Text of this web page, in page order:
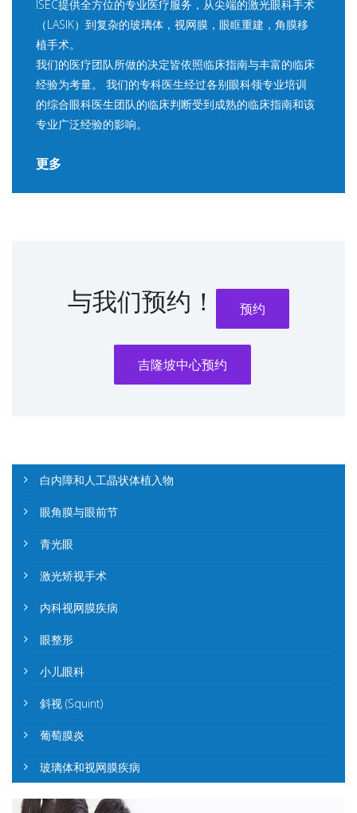
ISEC提供全方位的专业医疗服务，从尖端的激光眼科手术
（LASIK）到复杂的玻璃体，视网膜，眼眶重建，角膜移
植手术。
我们的医疗团队所做的决定皆依照临床指南与丰富的临床
经验为考量。 我们的专科医生经过各别眼科领专业培训
的综合眼科医生团队的临床判断受到成熟的临床指南和该
专业广泛经验的影响。
更多
与我们预约！ 预约
吉隆坡中心预约
白内障和人工晶状体植入物
眼角膜与眼前节
青光眼
激光矫视手术
内科视网膜疾病
眼整形
小儿眼科
斜视 (Squint)
葡萄膜炎
玻璃体和视网膜疾病